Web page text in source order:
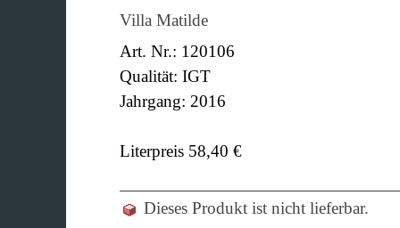
Villa Matilde
Art. Nr.: 120106
Qualität: IGT
Jahrgang: 2016
Literpreis 58,40 €
Dieses Produkt ist nicht lieferbar.